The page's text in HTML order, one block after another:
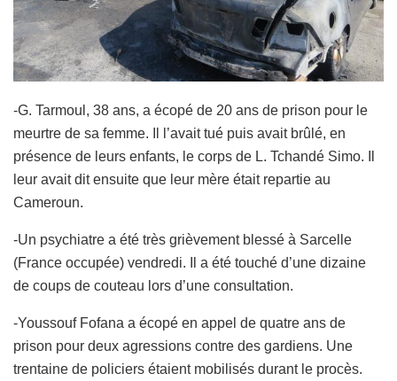
-G. Tarmoul, 38 ans, a écopé de 20 ans de prison pour le
meurtre de sa femme. Il l’avait tué puis avait brûlé, en
présence de leurs enfants, le corps de L. Tchandé Simo. Il
leur avait dit ensuite que leur mère était repartie au
Cameroun.
-Un psychiatre a été très grièvement blessé à Sarcelle
(France occupée) vendredi. Il a été touché d’une dizaine
de coups de couteau lors d’une consultation.
-Youssouf Fofana a écopé en appel de quatre ans de
prison pour deux agressions contre des gardiens. Une
trentaine de policiers étaient mobilisés durant le procès.